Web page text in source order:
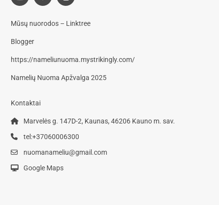
Mūsų nuorodos – Linktree
Blogger
https://nameliunuoma.mystrikingly.com/
Namelių Nuoma Apžvalga 2025
Kontaktai
Marvelės g. 147D-2, Kaunas, 46206 Kauno m. sav.
tel:+37060006300
nuomanameliu@gmail.com
Google Maps